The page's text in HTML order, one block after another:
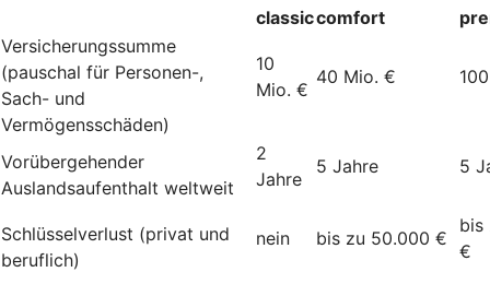
classiccomfort
Versicherungssumme
(pauschal für Personen-,
Sach- und
Vermögensschäden)
10
Mio. €
40 Mio. €
Vorübergehender
Auslandsaufenthalt weltweit
2
Jahre
5 Jahre 5
Schlüsselverlust (privat und
beruflich)
nein bis zu 50.000 €
bis
€